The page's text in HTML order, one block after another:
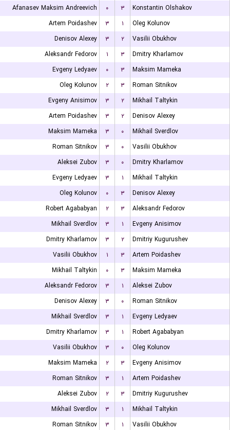
Afanasev Maksim Andreevich
۰ ۳
Konstantin Olshakov
Artem Poidashev
۳ ۱
Oleg Kolunov
Denisov Alexey
۳ ۲
Vasilii Obukhov
Aleksandr Fedorov
۱ ۳
Dmitry Kharlamov
Evgeny Ledyaev
۰ ۳
Maksim Mameka
Oleg Kolunov
۲ ۳
Roman Sitnikov
Evgeny Anisimov
۳ ۲
Mikhail Taltykin
Artem Poidashev
۳ ۲
Denisov Alexey
Maksim Mameka
۳ ۰
Mikhail Sverdlov
Roman Sitnikov
۳ ۰
Vasilii Obukhov
Aleksei Zubov
۳ ۰
Dmitry Kharlamov
Evgeny Ledyaev
۳ ۱
Mikhail Taltykin
Oleg Kolunov
۰ ۳
Denisov Alexey
Robert Agababyan
۲ ۳
Aleksandr Fedorov
Mikhail Sverdlov
۳ ۱
Evgeny Anisimov
Dmitry Kharlamov
۳ ۲
Dmitriy Kugurushev
Vasilii Obukhov
۱ ۳
Artem Poidashev
Mikhail Taltykin
۰ ۳
Maksim Mameka
Aleksandr Fedorov
۳ ۱
Aleksei Zubov
Denisov Alexey
۳ ۰
Roman Sitnikov
Mikhail Sverdlov
۳ ۱
Evgeny Ledyaev
Dmitry Kharlamov
۳ ۱
Robert Agababyan
Vasilii Obukhov
۳ ۰
Oleg Kolunov
Maksim Mameka
۲ ۳
Evgeny Anisimov
Roman Sitnikov
۳ ۱
Artem Poidashev
Aleksei Zubov
۲ ۳
Dmitriy Kugurushev
Mikhail Sverdlov
۳ ۱
Mikhail Taltykin
Roman Sitnikov
۳ ۱
Vasilii Obukhov